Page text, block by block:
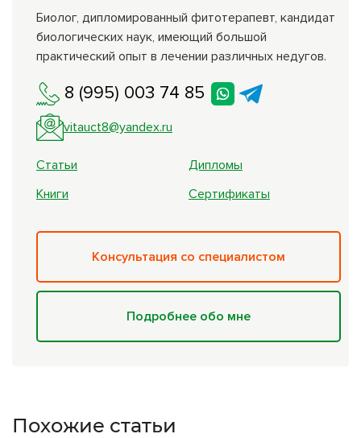
Биолог, дипломированный фитотерапевт, кандидат
биологических наук, имеющий большой
практический опыт в лечении различных недугов.
8 (995) 003 74 85
vitauct8@yandex.ru
Статьи
Дипломы
Книги
Сертификаты
Консультация со специалистом
Подробнее обо мне
Похожие статьи